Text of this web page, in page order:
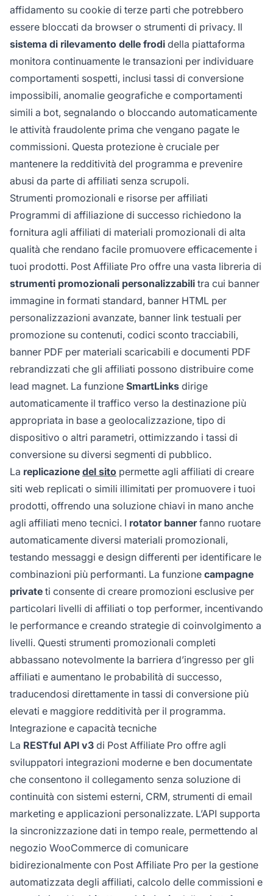
affidamento su cookie di terze parti che potrebbero
essere bloccati da browser o strumenti di privacy. Il
sistema di rilevamento delle frodi della piattaforma
monitora continuamente le transazioni per individuare
comportamenti sospetti, inclusi tassi di conversione
impossibili, anomalie geografiche e comportamenti
simili a bot, segnalando o bloccando automaticamente
le attività fraudolente prima che vengano pagate le
commissioni. Questa protezione è cruciale per
mantenere la redditività del programma e prevenire
abusi da parte di affiliati senza scrupoli.
Strumenti promozionali e risorse per affiliati
Programmi di affiliazione di successo richiedono la
fornitura agli affiliati di materiali promozionali di alta
qualità che rendano facile promuovere efficacemente i
tuoi prodotti. Post Affiliate Pro offre una vasta libreria di
strumenti promozionali personalizzabili tra cui banner
immagine in formati standard, banner HTML per
personalizzazioni avanzate, banner link testuali per
promozione su contenuti, codici sconto tracciabili,
banner PDF per materiali scaricabili e documenti PDF
rebrandizzati che gli affiliati possono distribuire come
lead magnet. La funzione SmartLinks dirige
automaticamente il traffico verso la destinazione più
appropriata in base a geolocalizzazione, tipo di
dispositivo o altri parametri, ottimizzando i tassi di
conversione su diversi segmenti di pubblico.
La replicazione del sito permette agli affiliati di creare
siti web replicati o simili illimitati per promuovere i tuoi
prodotti, offrendo una soluzione chiavi in mano anche
agli affiliati meno tecnici. I rotator bannerfanno ruotare
automaticamente diversi materiali promozionali,
testando messaggi e design differenti per identificare le
combinazioni più performanti. La funzione campagne
private ti consente di creare promozioni esclusive per
particolari livelli di affiliati o top performer, incentivando
le performance e creando strategie di coinvolgimento a
livelli. Questi strumenti promozionali completi
abbassano notevolmente la barriera d’ingresso per gli
affiliati e aumentano le probabilità di successo,
traducendosi direttamente in tassi di conversione più
elevati e maggiore redditività per il programma.
Integrazione e capacità tecniche
La RESTful API v3 di Post Affiliate Pro offre agli
sviluppatori integrazioni moderne e ben documentate
che consentono il collegamento senza soluzione di
continuità con sistemi esterni, CRM, strumenti di email
marketing e applicazioni personalizzate. L’API supporta
la sincronizzazione dati in tempo reale, permettendo al
negozio WooCommerce di comunicare
bidirezionalmente con Post Affiliate Pro per la gestione
automatizzata degli affiliati, calcolo delle commissioni e